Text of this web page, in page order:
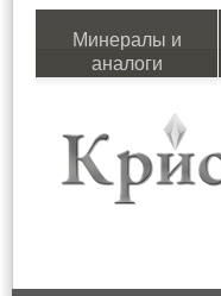
Минералы и
аналоги